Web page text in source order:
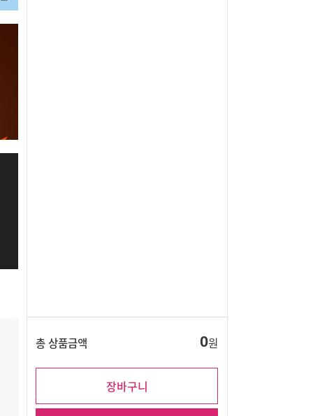
총 상품금액 0원
장바구니